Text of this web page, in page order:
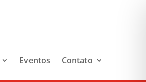
Eventos Contato